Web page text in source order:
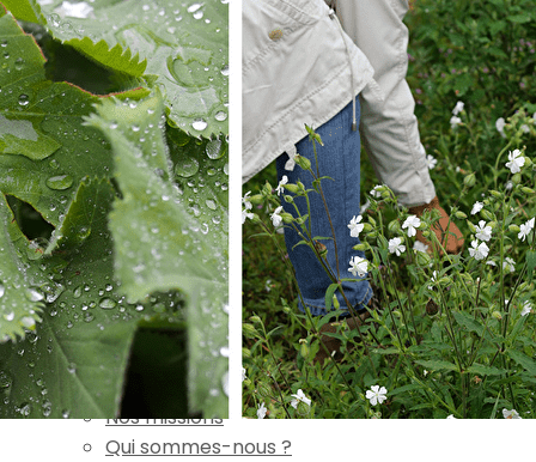
Exporter les lignes sélectionnées
Exporter toutes les colonnes
Exporter uniquement les colonnes affichées
Menu
Ajoutez un logo, un bouton, des réseaux sociaux
Cliquez pour éditer
Accueil▴
L'association
▴▾
Nos missions
Qui sommes-nous ?